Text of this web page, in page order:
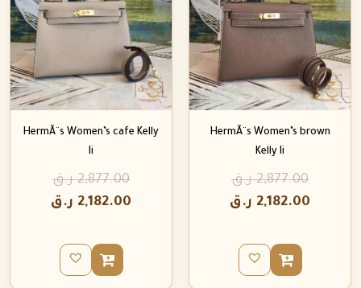
HermÃ¨s Women’s brown
Kelly Ii
2,877.00 ر.ق
2,182.00 ر.ق
HermÃ¨s Women’s cafe Kelly
Ii
2,877.00 ر.ق
2,182.00 ر.ق